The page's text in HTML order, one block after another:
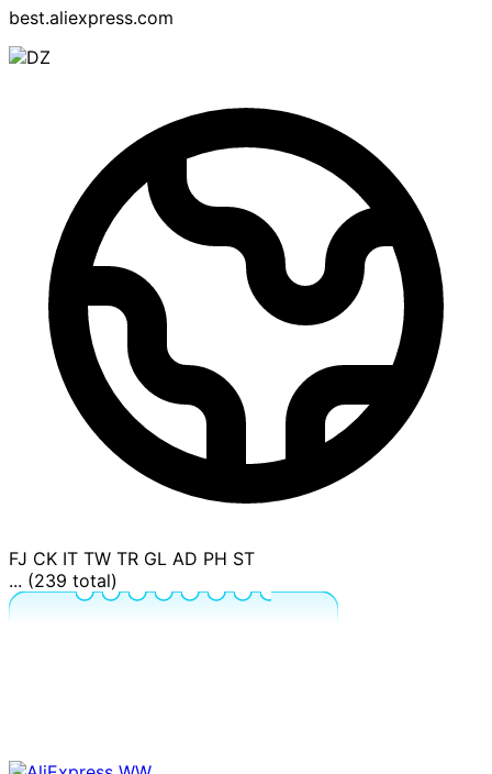
best.aliexpress.com
FJ CK IT TW TR GL AD PH ST
... (239 total)